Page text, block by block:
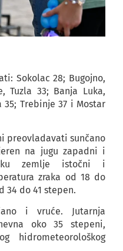
Sokolac 28; Bugojno,
Tuzla 33; Banja Luka,
Trebinje 37 i Mostar
preovladavati sunčano
na jugu zapadni i
zemlje istočni i
zraka od 18 do
34 do 41 stepen.
i vruće. Jutarnja
oko 35 stepeni,
hidrometeorološkog